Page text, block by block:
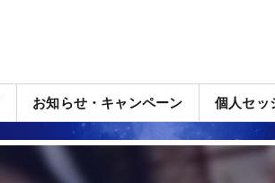
お知らせ・キャンペーン 個人セッ